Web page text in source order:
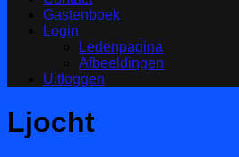
Gastenboek
Login
Ledenpagina
Afbeeldingen
Uitloggen
Ljocht